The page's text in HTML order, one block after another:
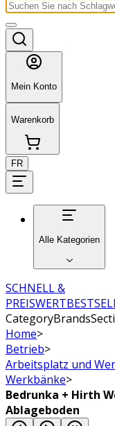
Mein Konto
Warenkorb
FR
Alle Kategorien
SCHNELL &
PREISWERT
Home>
Betrieb>
Arbeitsplatz und
Werkbänke>
Bedrunka + Hirth
Ablageboden